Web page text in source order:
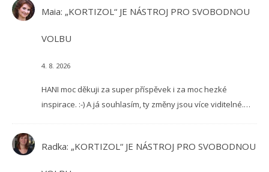
Maia: „KORTIZOL“ JE NÁSTROJ PRO SVOBODNOU
VOLBU
4. 8. 2026
HANI moc děkuji za super příspěvek i za moc hezké
inspirace. :-) A já souhlasím, ty změny jsou více viditelné.…
Radka: „KORTIZOL“ JE NÁSTROJ PRO SVOBODNOU